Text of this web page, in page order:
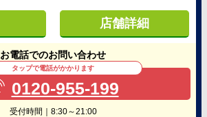
店舗詳細
お電話でのお問い合わせ
タップで電話がかかります
0120-955-199
受付時間｜8:30～21:00